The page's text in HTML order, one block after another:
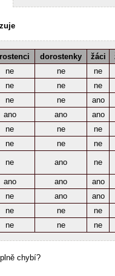
dorostenky žáci
ne ne ne
ne ne ne
ne ne ano
ano ano ano
ne ne ne
ne ne ne
ne ano ne
ano ano ano
ne ano ano
ne ne ne
ne ne ne
chybí?